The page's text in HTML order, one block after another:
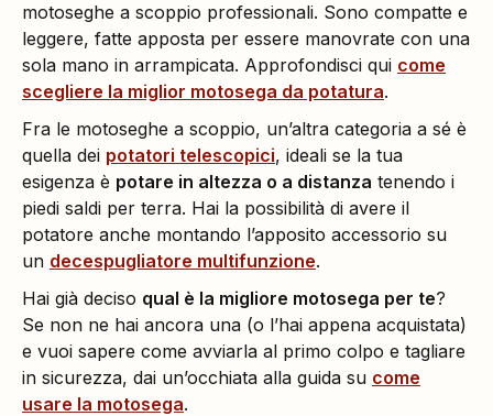
motoseghe a scoppio professionali. Sono compatte e
leggere, fatte apposta per essere manovrate con una
sola mano in arrampicata. Approfondisci qui come
scegliere la miglior motosega da potatura.
Fra le motoseghe a scoppio, un’altra categoria a sé è
quella dei potatori telescopici, ideali se la tua
esigenza è potare in altezza o a distanza tenendo i
piedi saldi per terra. Hai la possibilità di avere il
potatore anche montando l’apposito accessorio su
un decespugliatore multifunzione.
Hai già deciso qual è la migliore motosega per te?
Se non ne hai ancora una (o l’hai appena acquistata)
e vuoi sapere come avviarla al primo colpo e tagliare
in sicurezza, dai un’occhiata alla guida su come
usare la motosega.